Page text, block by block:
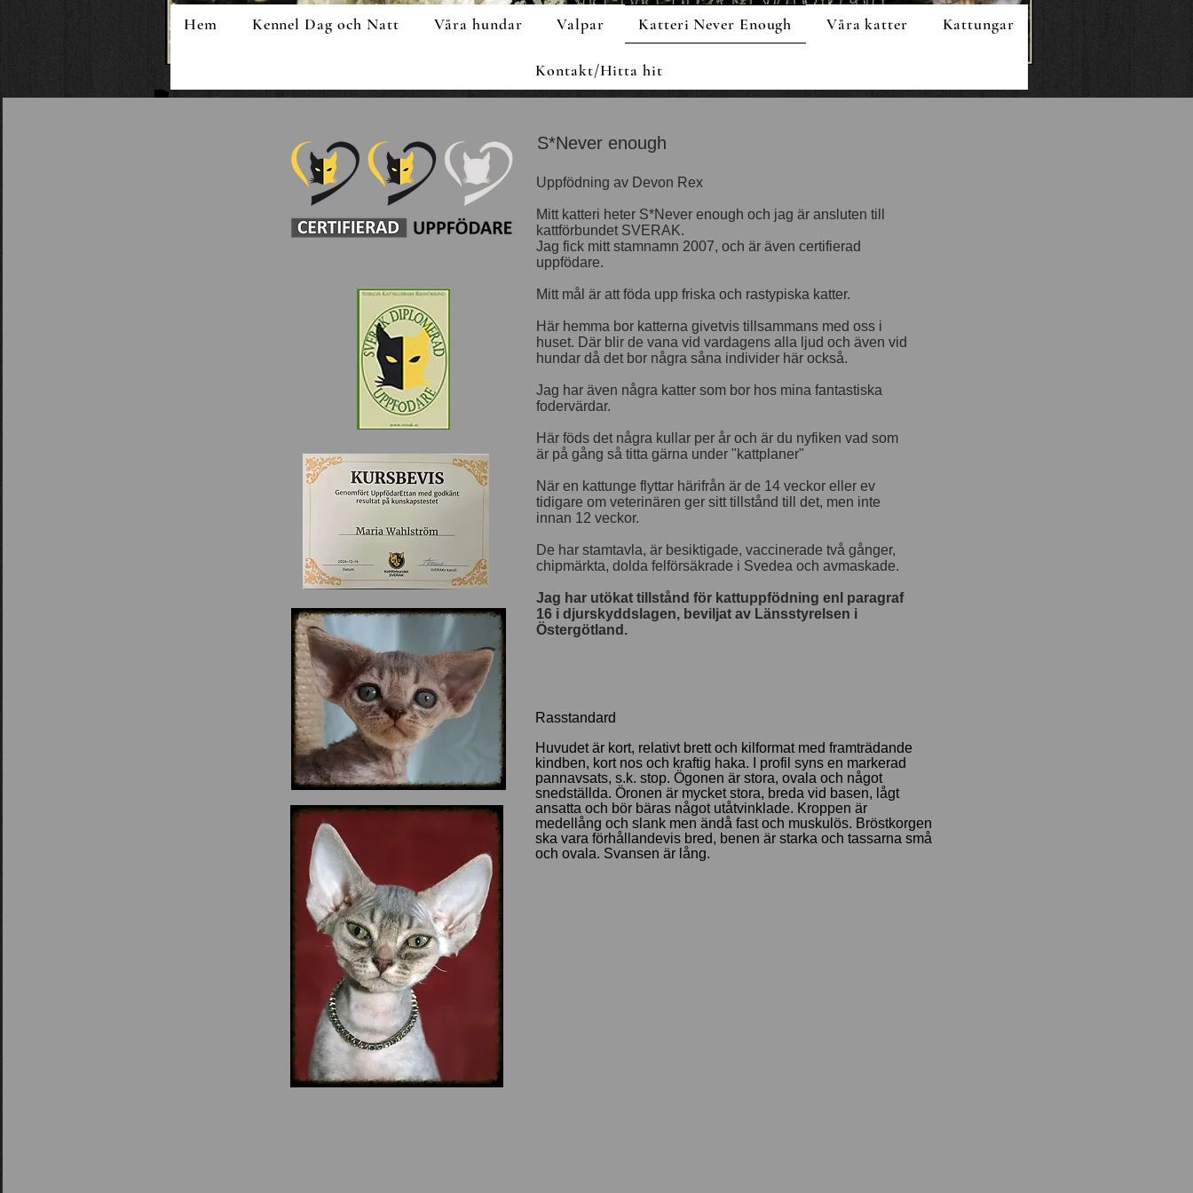
Hem Kennel Dag och Natt Våra hundar Valpar Katteri Never Enough Våra katter Kattungar
Kontakt/Hitta hit
S*Never enough
Uppfödning av Devon Rex
Mitt katteri heter S*Never enough och jag är ansluten till
kattförbundet SVERAK.
Jag fick mitt stamnamn 2007, och är även certifierad
uppfödare.
Mitt mål är att föda upp friska och rastypiska katter.
Här hemma bor katterna givetvis tillsammans med oss i
huset. Där blir de vana vid vardagens alla ljud och även vid
hundar då det bor några såna individer här också.
Jag har även några katter som bor hos mina fantastiska
fodervärdar.
Här föds det några kullar per år och är du nyfiken vad som
är på gång så titta gärna under "kattplaner"
När en kattunge flyttar härifrån är de 14 veckor eller ev
tidigare om veterinären ger sitt tillstånd till det, men inte
innan 12 veckor.
De har stamtavla, är besiktigade, vaccinerade två gånger,
chipmärkta, dolda felförsäkrade i Svedea och avmaskade.
Jag har utökat tillstånd för kattuppfödning enl paragraf
16 i djurskyddslagen, beviljat av Länsstyrelsen i
Östergötland.
Rasstandard
Huvudet är kort, relativt brett och kilformat med framträdande
kindben, kort nos och kraftig haka. I profil syns en markerad
pannavsats, s.k. stop. Ögonen är stora, ovala och något
snedställda. Öronen är mycket stora, breda vid basen, lågt
ansatta och bör bäras något utåtvinklade. Kroppen är
medellång och slank men ändå fast och muskulös. Bröstkorgen
ska vara förhållandevis bred, benen är starka och tassarna små
och ovala. Svansen är lång.